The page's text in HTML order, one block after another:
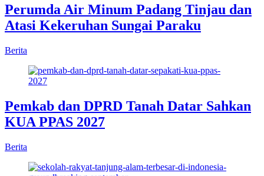
Perumda Air Minum Padang Tinjau dan
Atasi Kekeruhan Sungai Paraku
Berita
Pemkab dan DPRD Tanah Datar Sahkan
KUA PPAS 2027
Berita